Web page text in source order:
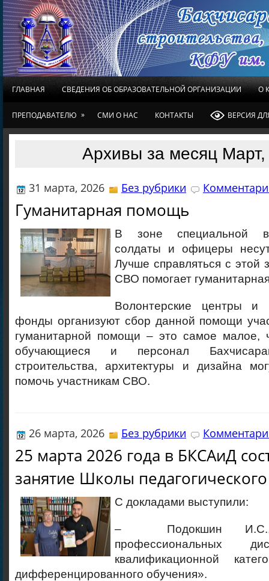
ГЛАВНАЯ СВЕДЕНИЯ ОБ ОБРАЗОВАТЕЛЬНОЙ ОРГАНИЗАЦИИ О
ПРЕПОДАВАТЕЛЮ » СМИ О НАС КОНТАКТЫ ВЕРСИЯ
Архивы за месяц
31 марта, 2026 Без рубрики
Гуманитарная помощь
В зоне специальной
солдаты и офицеры
Лучше справляться с этой
СВО помогает
Волонтерские центры и
фонды организуют сбор данной помощи
гуманитарной помощи – это самое малое,
обучающиеся и персонал
строительства, архитектуры и дизайна
помочь участникам СВО.
26 марта, 2026 Без рубрики
25 марта 2026 года в БКСАиД
занятие Школы
С докладами выступили:
– Подокшин И.С.,
профессиональных
квалификационной
дифференцированного обучения».